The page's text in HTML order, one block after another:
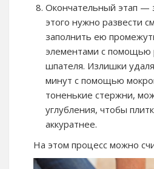
Окончательный этап —
этого нужно развести
заполнить ею
элементами с помощью
шпателя. Излишки
минут с помощью
тоненькие стержни,
углубления, чтобы
аккуратнее.
На этом процесс можно